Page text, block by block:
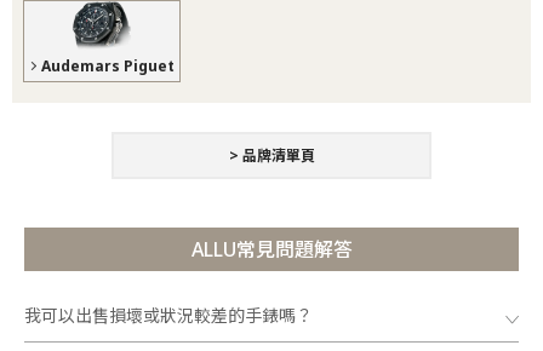
Audemars Piguet
> 品牌清單頁
ALLU常見問題解答
我可以出售損壞或狀況較差的手錶嗎？